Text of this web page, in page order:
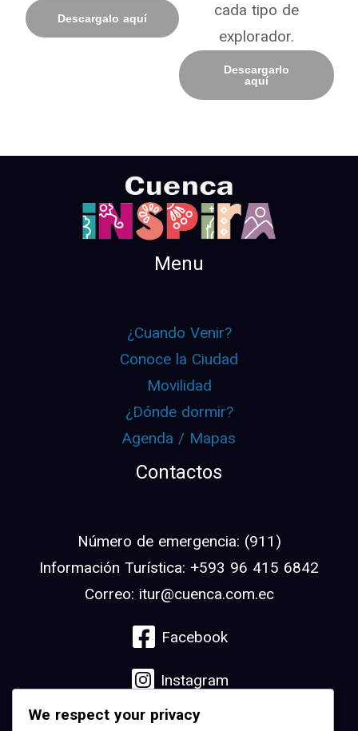
Descargalo aquí
cada tipo de
explorador.
Descargarlo
aquí
Menu
¿Cuando Venir?
Conoce la Ciudad
Movilidad
¿Dónde dormir?
Agenda / Mapas
Contactos
Número de emergencia: (911)
Información Turística: +593 96 415 6842
Correo: itur@cuenca.com.ec
Facebook
Instagram
Linkedin
We respect your privacy